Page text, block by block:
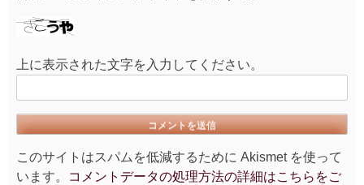
上に表示された文字を入力してください。
このサイトはスパムを低減するために Akismet を使って
います。
コメントデータの処理方法の詳細はこちらをご